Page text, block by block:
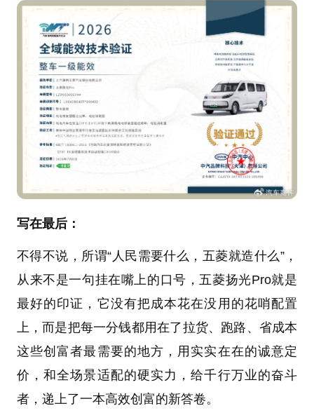
写在最后：
不得不说，所谓“人民需要什么，五菱就造什么”，
从来不是一句挂在嘴上的口号，五菱扬光Pro就是
最好的印证，它没有把成本花在没用的花哨配置
上，而是把每一分钱都用在了拉货、跑路、省成本
这些创富者最需要的地方，用实实在在的诚意定
价，和全场景适配的硬实力，给千行万业的奋斗
者，递上了一本高效创富的新答卷。